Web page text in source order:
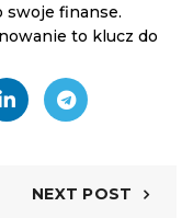
swoje finanse.
to klucz do
NEXT POST